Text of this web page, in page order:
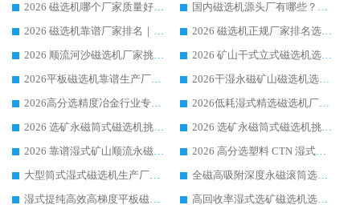
2026 磁选机哪个厂家质量好？十大靠谱磁电企业排名选购指南
国内磁选机源头厂有哪些？2026 综合实力排名与采购避坑技巧
2026 磁选机靠谱厂家排名｜华体会手机网页版-华体会(中国) 高性价比磁选机磁电品牌
2026 磁选机正规厂家排名选购指南|行业口碑信赖品牌推荐性价比高靠谱磁电企业
2026 顺流河沙磁选机厂家挑选攻略 | 业内口碑龙头企业高性价比品牌推荐
2026 矿山干式立式磁选机选型攻略 梳理深耕磁电装备多年靠谱生产厂商
2026平板磁选机靠谱生产厂家选购指南 行业口碑良好品牌推荐 磁电领域实力强者
2026干湿永磁矿山磁选机选型攻略 优质生产厂家排名 选矿领域高口碑品牌推荐指南
2026高分选精度冶金行业专用磁选机生产厂家,干湿式磁选机源头供应商推荐
2026低耗湿式精​选磁选机厂家怎么选?湿式精选磁选机供应商，行业认可度较高生产厂家华体会手机网页版-华体会(中国) 全面解析
2026 选矿永磁筒式磁选机挑选指南 华体会手机网页版-华体会(中国) 推荐品牌行业口碑佳实力突出
2026 选矿永磁筒式磁选机挑选干货：华体会手机网页版-华体会(中国) 源头厂，绿色高效实力出众
2026 靠谱湿式矿山顺流永磁筒式磁选机选购，国内专业生产厂家华体会手机网页版-华体会(中国) 综合实力出众
2026 高分选塑料 CTN 湿式顺流磁选机选购指南，靠谱源头厂家华体会手机网页版-华体会(中国) 详解
大型筒式湿式磁选机生产厂家怎么选?华体会手机网页版-华体会(中国) 设备口碑广受行业认可
全磁高吸附深度永磁滚筒选购指南 业内口碑稳定磁电设备生产厂家详细推荐
湿式提纯高效高梯度平板磁选机靠谱设备源头厂商华体会手机网页版-华体会(中国) 综合测评
高回收率湿式选矿磁选机选购指南 业内口碑磁电设备生产厂家实力解析